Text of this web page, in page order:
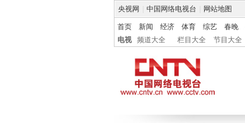
央视网 中国网络电视台 网站地图
首页 新闻 经济 体育 综艺 春晚
电视
频道大全 栏目大全 节目大全